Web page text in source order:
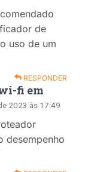
de
uso de um
RESPONDER
fi em
2023 às 17:49
desempenho